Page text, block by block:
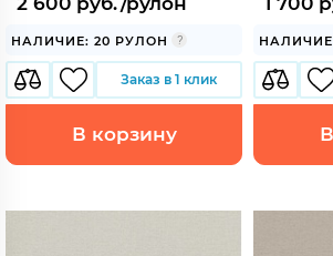
НАЛИЧИЕ: 20 РУЛОН
Заказ в 1 клик
В корзину